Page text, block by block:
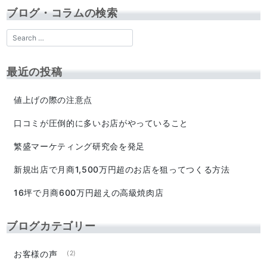
ブログ・コラムの検索
最近の投稿
値上げの際の注意点
口コミが圧倒的に多いお店がやっていること
繁盛マーケティング研究会を発足
新規出店で月商1,500万円超のお店を狙ってつくる方法
16坪で月商600万円超えの高級焼肉店
ブログカテゴリー
お客様の声 (2)